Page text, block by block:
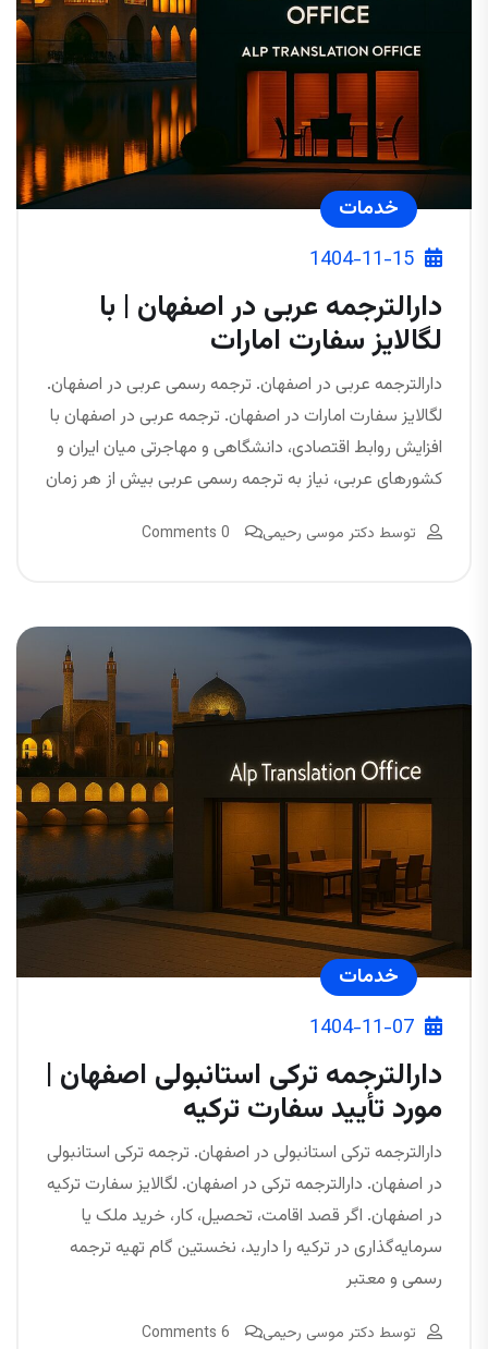
خدمات
1404-11-15
دارالترجمه عربی در اصفهان | با
لگالایز سفارت امارات
دارالترجمه عربی در اصفهان. ترجمه رسمی عربی در اصفهان.
لگالایز سفارت امارات در اصفهان. ترجمه عربی در اصفهان با
افزایش روابط اقتصادی، دانشگاهی و مهاجرتی میان ایران و
کشورهای عربی، نیاز به ترجمه رسمی عربی بیش از هر زمان
توسط دکتر موسی رحیمی 0 Comments
خدمات
1404-11-07
دارالترجمه ترکی استانبولی اصفهان |
مورد تأیید سفارت ترکیه
دارالترجمه ترکی استانبولی در اصفهان. ترجمه ترکی استانبولی
در اصفهان. دارالترجمه ترکی در اصفهان. لگالایز سفارت ترکیه
در اصفهان. اگر قصد اقامت، تحصیل، کار، خرید ملک یا
سرمایه‌گذاری در ترکیه را دارید، نخستین گام تهیه ترجمه
رسمی و معتبر
توسط دکتر موسی رحیمی 6 Comments